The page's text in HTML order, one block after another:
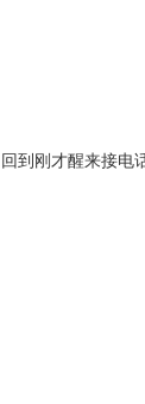
回到刚才醒来接电